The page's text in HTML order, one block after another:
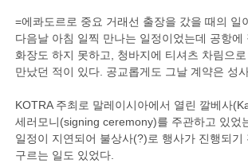
=에콰도르로 중요 거래선 출장을 갔을 때의 일
다음날 아침 일찍 만나는 일정이었는데 공항에
화장도 하지 못하고, 청바지에 티셔츠 차림으
만났던 적이 있다. 공교롭게도 그날 계약은 성
KOTRA 주최로 말레이시아에서 열린 깔베사
세러모니(signing ceremony)를 주관하고 있었
일정이 지연되어 불상사(?)로 행사가 진행되기
구르는 일도 있었다.